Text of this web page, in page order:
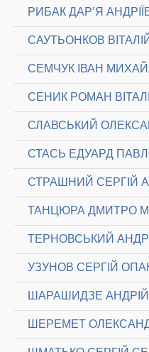
РИБАК ДАР’Я
САУТЬОНКОВ
СЕМЧУК ІВАН
СЕНИК РОМАН
СЛАВСЬКИЙ
СТАСЬ ЕДУАРД
СТРАШНИЙ СЕРГІЙ
ТАНЦЮРА ДМИТРО
ТЕРНОВСЬКИЙ
УЗУНОВ СЕРГІЙ
ШАРАШИДЗЕ
ШЕРЕМЕТ